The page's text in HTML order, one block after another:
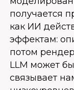
получается
как ИИ
эффектам:
потом
LLM может
связывает